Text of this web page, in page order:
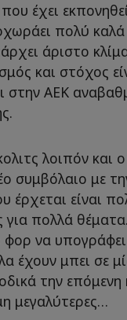
έχει
πολύ
άριστο
και στόχος
στην ΑΕΚ
λοιπόν και
συμβόλαιο με
έρχεται είναι
για πολλά
να
έχουν μπει σε
την
μεγαλύτερες…